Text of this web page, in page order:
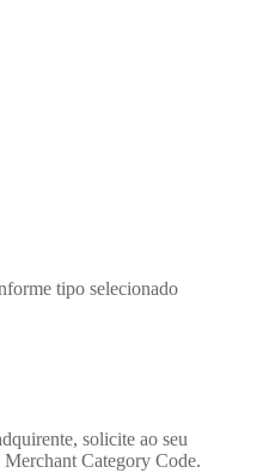
tipo selecionado
solicite ao seu
Category Code.